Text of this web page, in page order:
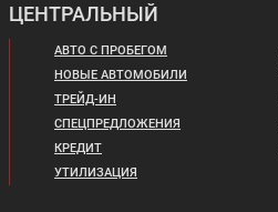
ЦЕНТРАЛЬНЫЙ
АВТО С ПРОБЕГОМ
НОВЫЕ АВТОМОБИЛИ
ТРЕЙД-ИН
СПЕЦПРЕДЛОЖЕНИЯ
КРЕДИТ
УТИЛИЗАЦИЯ